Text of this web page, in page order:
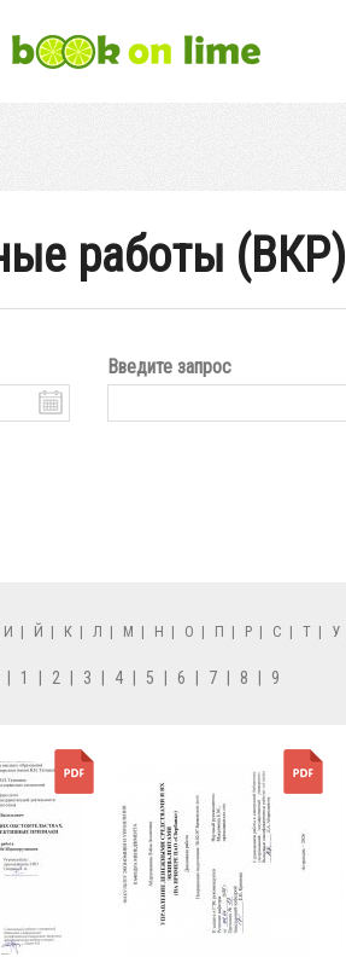
работы (ВКР)
Введите запрос
И | Й | К | Л | М | Н | О | П | Р | С | Т | У
1 2 3 4 5 6 7 8 9